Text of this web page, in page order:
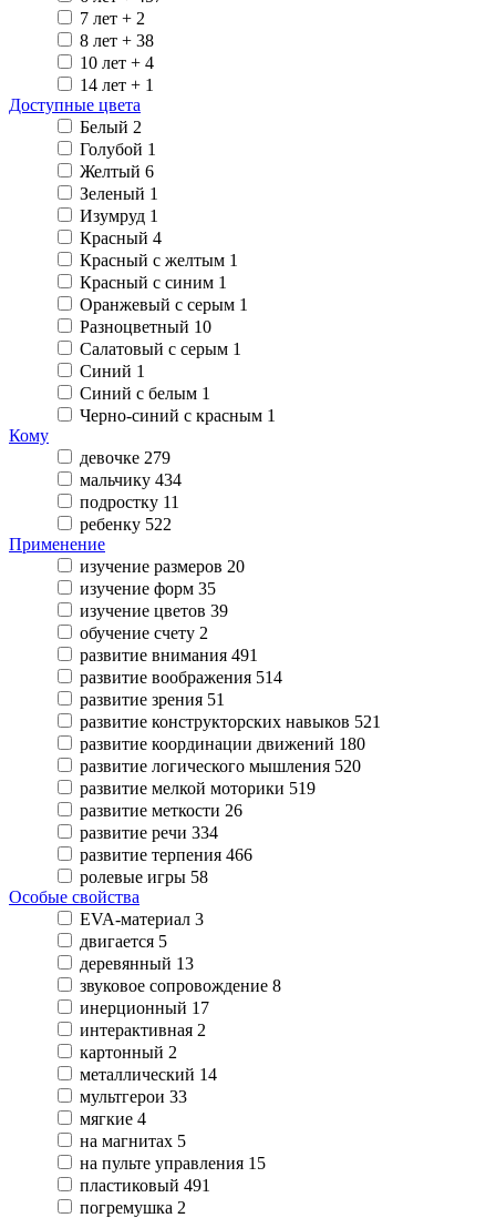
7 лет + 2
8 лет + 38
10 лет + 4
14 лет + 1
Доступные цвета
Белый 2
Голубой 1
Желтый 6
Зеленый 1
Изумруд 1
Красный 4
Красный с желтым 1
Красный с синим 1
Оранжевый с серым 1
Разноцветный 10
Салатовый с серым 1
Синий 1
Синий с белым 1
Черно-синий с красным 1
Кому
девочке 279
мальчику 434
подростку 11
ребенку 522
Применение
изучение размеров 20
изучение форм 35
изучение цветов 39
обучение счету 2
развитие внимания 491
развитие воображения 514
развитие зрения 51
развитие конструкторских навыков 521
развитие координации движений 180
развитие логического мышления 520
развитие мелкой моторики 519
развитие меткости 26
развитие речи 334
развитие терпения 466
ролевые игры 58
Особые свойства
EVA-материал 3
двигается 5
деревянный 13
звуковое сопровождение 8
инерционный 17
интерактивная 2
картонный 2
металлический 14
мультгерои 33
мягкие 4
на магнитах 5
на пульте управления 15
пластиковый 491
погремушка 2